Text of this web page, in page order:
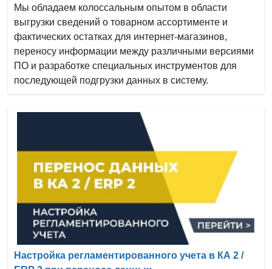
Мы обладаем колоссальным опытом в области
выгрузки сведений о товарном ассортименте и
фактических остатках для интернет-магазинов,
переносу информации между различными версиями
ПО и разработке специальных инструментов для
последующей подгрузки данных в систему.
Настройка регламентированного учета в КА 2 /